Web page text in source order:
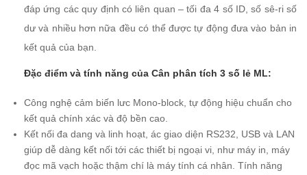
đáp ứng các quy định có liên quan – tối đa 4 số ID, số sê-ri số
dư và nhiều hơn nữa đều có thể được tự động đưa vào bản in
kết quả của bạn.
Đặc điểm và tính năng của Cân phân tích 3 số lẻ ML:
Công nghệ cảm biến lưc Mono-block, tự động hiệu chuẩn cho
kết quả chính xác và độ bền cao.
Kết nối đa dang và linh hoạt, ác giao diện RS232, USB và LAN
giúp dễ dàng kết nối tới các thiết bị ngoại vi, như máy in, máy
đọc mã vạch hoặc thậm chí là máy tính cá nhân. Tính năng